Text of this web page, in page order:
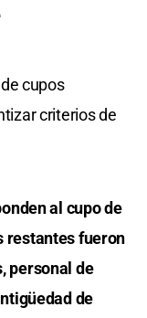
cupos
criterios de
al cupo de
restantes fueron
personal de
de